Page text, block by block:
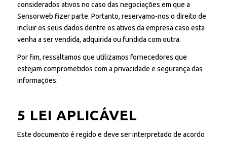
considerados ativos no caso das negociações em que a
Sensorweb fizer parte. Portanto, reservamo-nos o direito de
incluir os seus dados dentre os ativos da empresa caso esta
venha a ser vendida, adquirida ou fundida com outra.
Por fim, ressaltamos que utilizamos fornecedores que
estejam comprometidos com a privacidade e segurança das
informações.
5 LEI APLICÁVEL
Este documento é regido e deve ser interpretado de acordo